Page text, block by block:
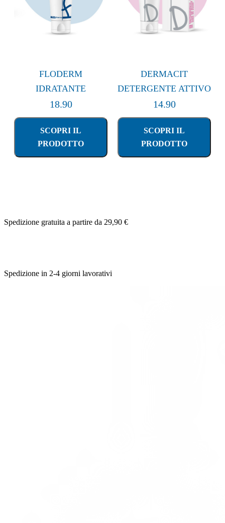
FLODERM
IDRATANTE
18.90
SCOPRI IL
PRODOTTO
DERMACIT
DETERGENTE ATTIVO
14.90
SCOPRI IL
PRODOTTO
Spedizione gratuita a partire da 29,90 €
Spedizione in 2-4 giorni lavorativi